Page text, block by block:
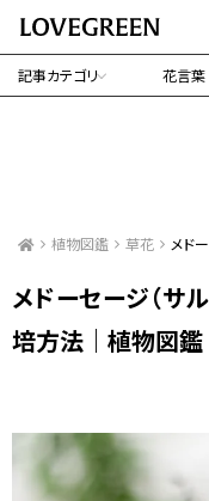
記事カテゴリ 花言葉
植物図鑑 草花 メド
メドーセージ（サ
培方法｜植物図鑑